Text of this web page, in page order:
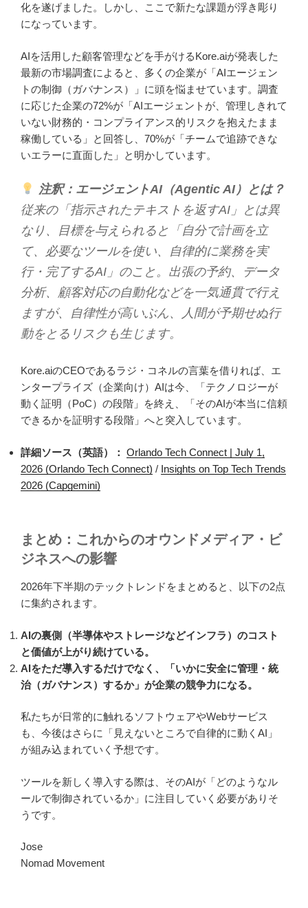
化を遂げました。しかし、ここで新たな課題が浮き彫り
になっています。
AIを活用した顧客管理などを手がけるKore.aiが発表した
最新の市場調査によると、多くの企業が「AIエージェン
トの制御（ガバナンス）」に頭を悩ませています。調査
に応じた企業の72%が「AIエージェントが、管理しきれて
いない財務的・コンプライアンス的リスクを抱えたまま
稼働している」と回答し、70%が「チームで追跡できな
いエラーに直面した」と明かしています。
注釈：エージェントAI（Agentic AI）とは？
従来の「指示されたテキストを返すAI」とは異
なり、目標を与えられると「自分で計画を立
て、必要なツールを使い、自律的に業務を実
行・完了するAI」のこと。出張の予約、データ
分析、顧客対応の自動化などを一気通貫で行え
ますが、自律性が高いぶん、人間が予期せぬ行
動をとるリスクも生じます。
Kore.aiのCEOであるラジ・コネルの言葉を借りれば、エ
ンタープライズ（企業向け）AIは今、「テクノロジーが
動く証明（PoC）の段階」を終え、「そのAIが本当に信頼
できるかを証明する段階」へと突入しています。
詳細ソース（英語）： Orlando Tech Connect | July 1,
2026 (Orlando Tech Connect) / Insights on Top Tech Trends
2026 (Capgemini)
まとめ：これからのオウンドメディア・ビ
ジネスへの影響
2026年下半期のテックトレンドをまとめると、以下の2点
に集約されます。
AIの裏側（半導体やストレージなどインフラ）のコスト
と価値が上がり続けている。
AIをただ導入するだけでなく、「いかに安全に管理・統
治（ガバナンス）するか」が企業の競争力になる。
私たちが日常的に触れるソフトウェアやWebサービス
も、今後はさらに「見えないところで自律的に動くAI」
が組み込まれていく予想です。
ツールを新しく導入する際は、そのAIが「どのようなル
ールで制御されているか」に注目していく必要がありそ
うです。
Jose
Nomad Movement